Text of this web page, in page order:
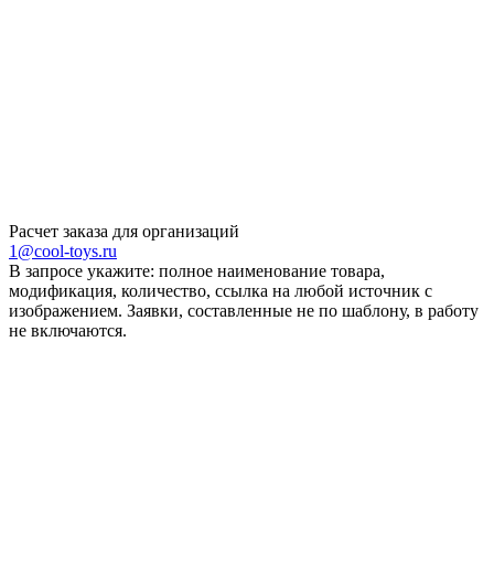
Расчет заказа для организаций
1@cool-toys.ru
В запросе укажите: полное наименование товара,
модификация, количество, ссылка на любой источник с
изображением. Заявки, составленные не по шаблону, в работу
не включаются.